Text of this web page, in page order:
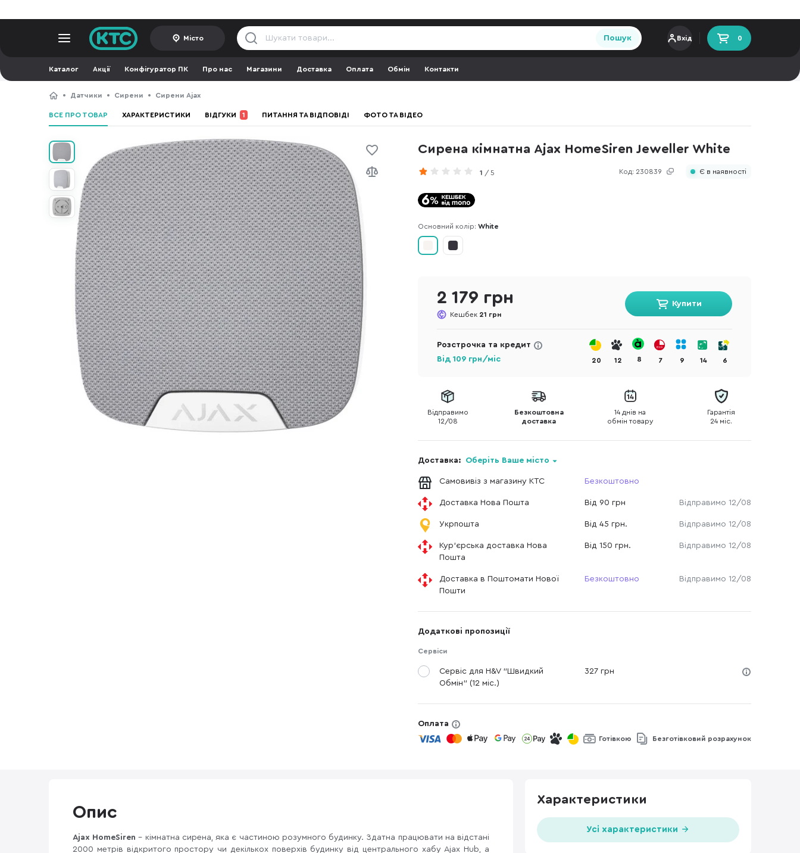
Місто Пошук Вхід 0
Каталог Акції Конфігуратор ПК Про нас Магазини Доставка Оплата Обмін Контакти
Датчики Сирени Сирени Ajax
ВСЕ ПРО ТОВАР ХАРАКТЕРИСТИКИ ВІДГУКИ 1 ПИТАННЯ ТА ВІДПОВІДІ ФОТО ТА ВІДЕО
Сирена кімнатна Ajax HomeSiren Jeweller White
Код: 230839
1 / 5 Є в наявності
Основний колір: White
2 179 грн
Кешбек 21 грн
Купити
Розстрочка та кредит
Від 109 грн/міс 20 12 8 7 9 14 6
Відправимо
12/08
Безкоштовна
доставка
14 днів на
обмін товару
Гарантія
24 міс.
Доставка: Оберіть Ваше місто
Самовивіз з магазину КТС Безкоштовно
Доставка Нова Пошта Від 90 грн Відправимо 12/08
Укрпошта Від 45 грн. Відправимо 12/08
Кур'єрська доставка Нова
Пошта
Від 150 грн. Відправимо 12/08
Доставка в Поштомати Нової
Пошти
Безкоштовно Відправимо 12/08
Додаткові пропозиції
Сервіси
Сервіс для H&V "Швидкий
Обмін" (12 міс.)
327 грн
Оплата
Готівкою Безготівковий розрахунок
Опис
Ajax HomeSiren - кімнатна сирена, яка є частиною розумного будинку. Здатна працювати на відстані
2000 метрів відкритого простору чи декількох поверхів будинку від центрального хабу Ajax Hub, а
Характеристики
Усі характеристики